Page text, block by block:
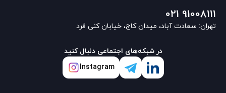
021 91008111
تهران: سعادت آباد، میدان کاج، خیابان کنی فرد
در شبکه‌های اجتماعی دنبال کنید
Instagram